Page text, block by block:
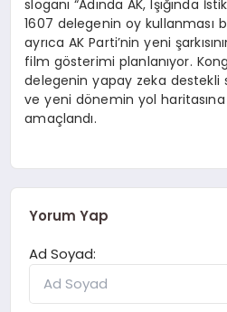
sloganı “Adında AK, Işığında
1607 delegenin oy kullanması
ayrıca AK Parti’nin yeni
film gösterimi planlanıyor.
delegenin yapay zeka destekli
ve yeni dönemin yol haritasına
amaçlandı.
Yorum Yap
Ad Soyad: